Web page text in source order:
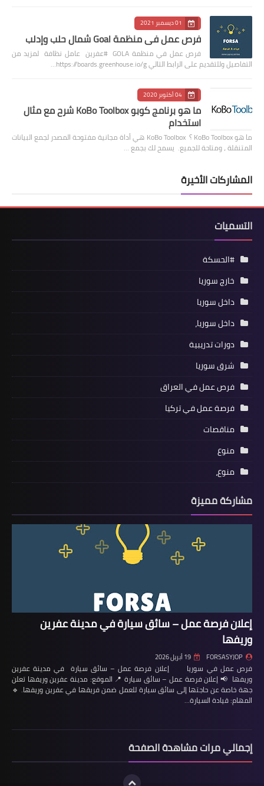
01 ديسمبر 2021
فرص عمل في منظمة Goal شمال حلب وإدلب
فرص عمل في منظمة GOLA #عفرين عامل نظافة لمزيد من
التفاصيل وللتقديم على الرابط التالي https://boards.greenhouse.io/g…
04 أكتوبر 2020
ما هو برنامج كوبو KoBo Toolbox شرح مع مثال
استخدام
ما هو KoBo Toolbox ؟ KoBo Toolbox هي أداة مجانية مفتوحة المصدر لجمع البيانات
المتنقلة ، ومتاحة للجميع. يسمح لك بجمع …
المشاركات الأخيرة
التسميات
#الحسكة
خارج سوريا
داخل سوريا
داخل سوريا،
دورات تدريبية
شرق سوريا
فرص عمل في العراق
فرصة عمل في تركيا
مناقصات
منوع
منوع،
مشاركة مميزة
إعلان فرصة عمل – سائق سيارة في مدينة عفرين
وريفها
FORSASYJOP 19 أبريل 2026
فرص عمل في سوريا إعلان فرصة عمل – سائق سيارة في مدينة عفرين
وريفها 📢 إعلان فرصة عمل – سائق سيارة 📍 الموقع: مدينة عفرين وريفها تعلن
جهة خاصة عن حاجتها إلى سائق سيارة للعمل ضمن فريقها في عفرين وريفها. 🔹
المهام: قيادة السيارة…
إجمالي مرات مشاهدة الصفحة